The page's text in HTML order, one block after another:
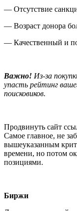
— Отсутствие
— Возраст донора
— Качественный и
Важно! Из-за
упасть рейтинг
поисковиков.
Продвинуть сайт
Самое главное, не
вышеуказанным
времени, но потом
позициями.
Биржи